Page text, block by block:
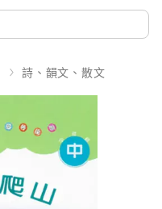
詩、韻文、散文